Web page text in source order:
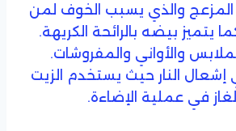
والذي يسبب الخوف لمن
يتميز بيضه بالرائحة الكريهة.
والأواني والمفروشات.
إشعال النار حيث يستخدم الزيت
في عملية الإضاءة.